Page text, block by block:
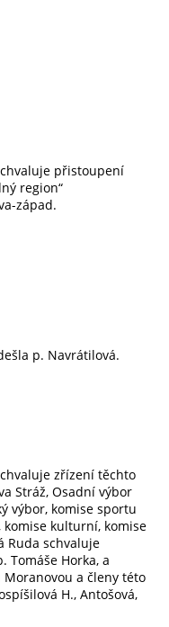
přistoupení
region“
západ.
p. Navrátilová.
zřízení těchto
Stráž, Osadní výbor
výbor, komise sportu
kulturní, komise
Ruda schvaluje
Tomáše Horka, a
a členy této
H., Antošová,